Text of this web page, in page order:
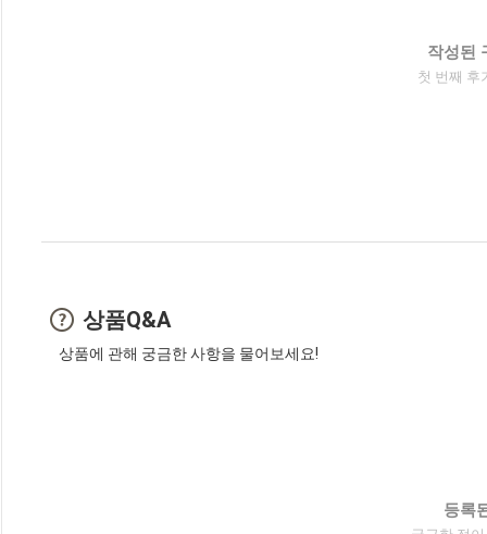
작성된
첫 번째 후
상품Q&A
상품에 관해 궁금한 사항을 물어보세요!
등록